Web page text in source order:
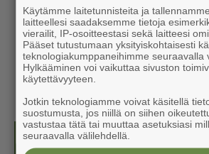
Kesälehti (ilmainen)
Käytämme laitetunnisteita ja
laitteellesi saadaksemme tietoja
vierailit, IP-osoitteestasi sekä laitteesi
Pääset tutustumaan yksityiskohtaisesti
teknologiakumppaneihimme seuraavalla
Hylkääminen voi vaikuttaa sivuston
käytettävyyteen.
Jotkin teknologiamme voivat käsitellä
suostumusta, jos niillä on siihen
vastustaa tätä tai muuttaa asetuksiasi
seuraavalla välilehdellä.